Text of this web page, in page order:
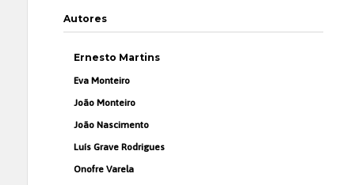
Autores
Ernesto Martins
Eva Monteiro
João Monteiro
João Nascimento
Luís Grave Rodrigues
Onofre Varela